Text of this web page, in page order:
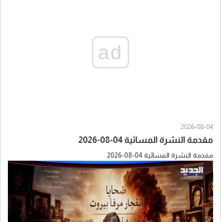
ad
2026-08-04
مقدمة النشرة المسائية 04-08-2026
مقدمة النشرة المسائية 04-08-2026